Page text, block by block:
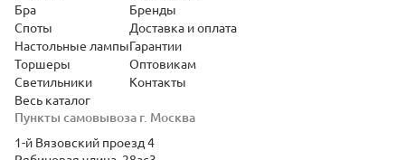
Пункты самовывоза г. Москва
1-й Вязовский проезд 4
Бра
Споты
Настольные лампы
Торшеры
Светильники
Весь каталог
Бренды
Доставка и оплата
Гарантии
Оптовикам
Контакты